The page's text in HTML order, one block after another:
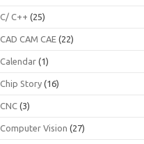
C/ C++ (25)
CAD CAM CAE (22)
Calendar (1)
Chip Story (16)
CNC (3)
Computer Vision (27)